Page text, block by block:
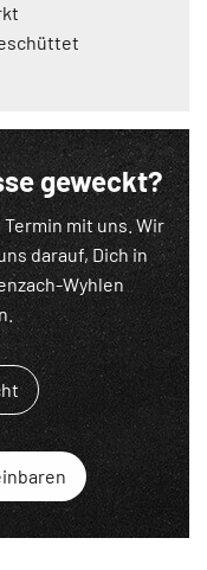
geweckt?
mit uns. Wir
darauf, Dich in
Wyhlen